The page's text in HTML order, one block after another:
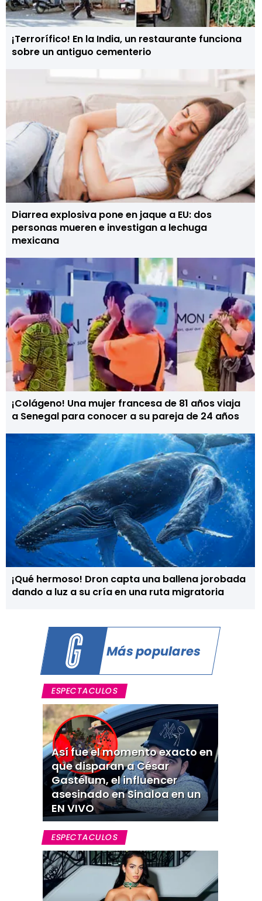
¡Terrorífico! En la India, un restaurante funciona
sobre un antiguo cementerio
Diarrea explosiva pone en jaque a EU: dos
personas mueren e investigan a lechuga
mexicana
¡Colágeno! Una mujer francesa de 81 años viaja
a Senegal para conocer a su pareja de 24 años
¡Qué hermoso! Dron capta una ballena jorobada
dando a luz a su cría en una ruta migratoria
Más populares
ESPECTACULOS
Así fue el momento exacto en
que disparan a César
Gastélum, el influencer
asesinado en Sinaloa en un
EN VIVO
ESPECTACULOS